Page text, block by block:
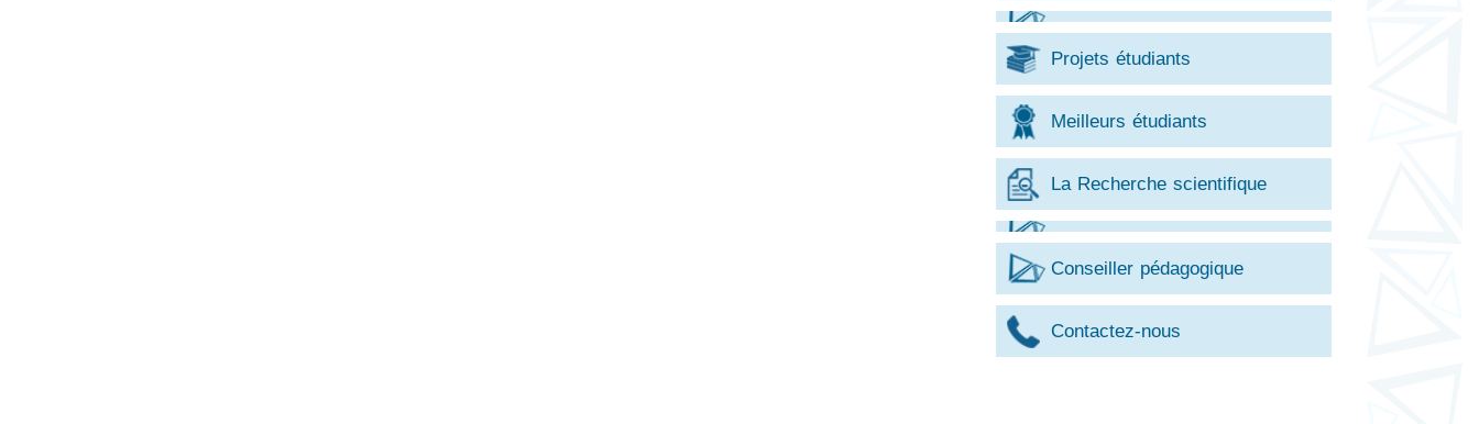
Projets étudiants
Meilleurs étudiants
La Recherche scientifique
Conseiller pédagogique
Contactez-nous